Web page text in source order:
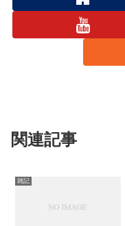
関連記事
雑記